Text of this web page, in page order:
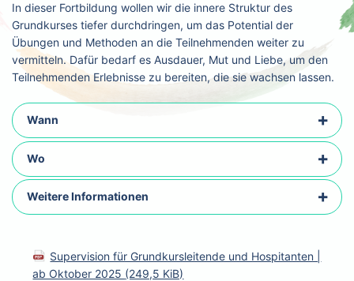
In dieser Fortbildung wollen wir die innere Struktur des
Grundkurses tiefer durchdringen, um das Potential der
Übungen und Methoden an die Teilnehmenden weiter zu
vermitteln. Dafür bedarf es Ausdauer, Mut und Liebe, um den
Teilnehmenden Erlebnisse zu bereiten, die sie wachsen lassen.
Wann
Wo
Weitere Informationen
Supervision für Grundkursleitende und Hospitanten |
ab Oktober 2025 (249,5 KiB)